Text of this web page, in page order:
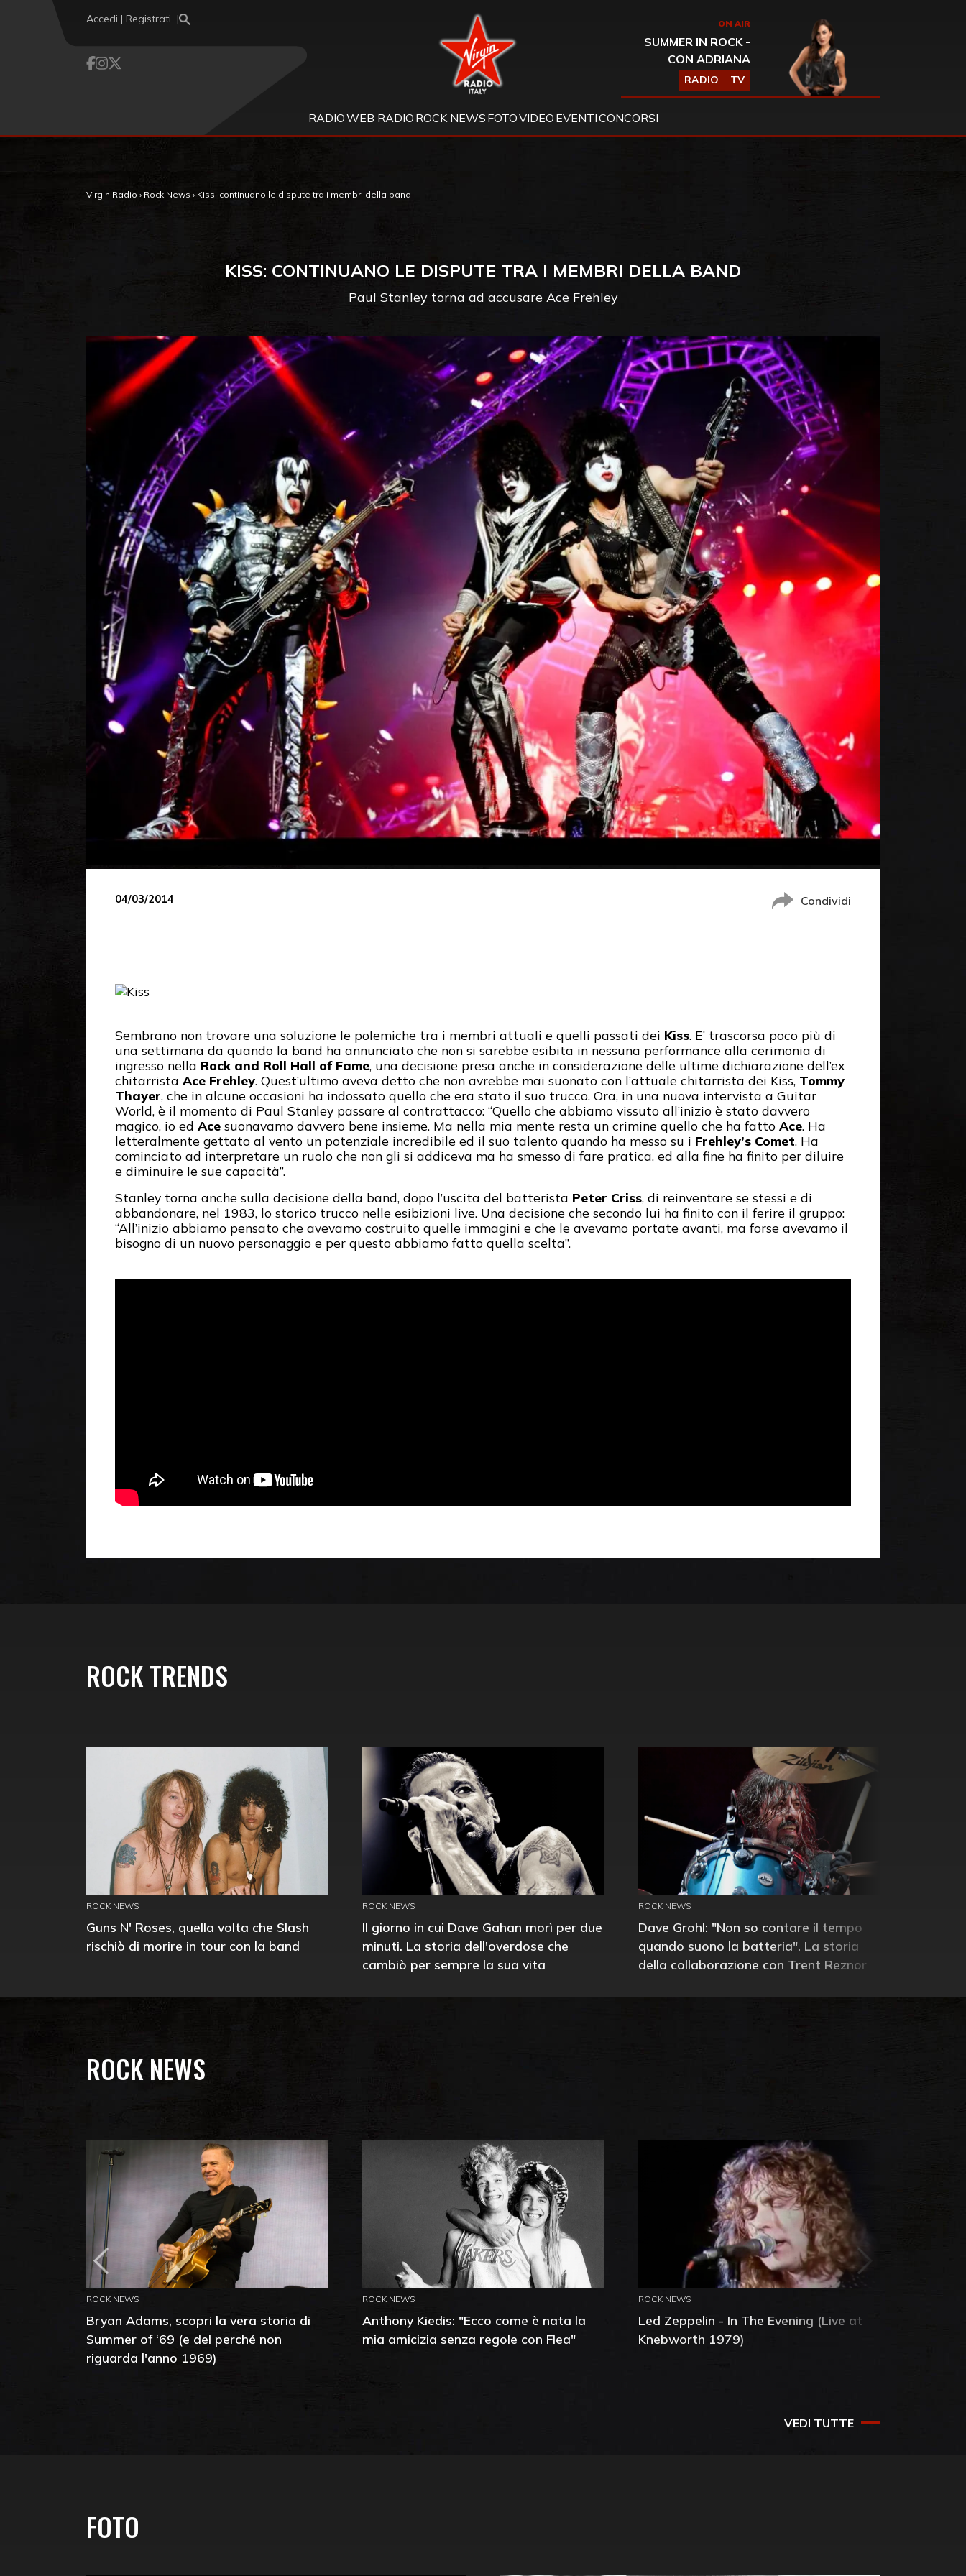
Accedi | Registrati Virgin Radio ON AIR
SUMMER IN ROCK -
CON ADRIANA
RADIO TV
RADIOWEB RADIO ROCK NEWS FOTOVIDEO EVENTICONCORSI
Virgin Radio › Rock News › Kiss: continuano le dispute tra i membri della band
KISS: CONTINUANO LE DISPUTE TRA I MEMBRI DELLA BAND
Paul Stanley torna ad accusare Ace Frehley
04/03/2014 Condividi
Sembrano non trovare una soluzione le polemiche tra i membri attuali e quelli passati dei Kiss. E’ trascorsa poco più di
una settimana da quando la band ha annunciato che non si sarebbe esibita in nessuna performance alla cerimonia di
ingresso nella Rock and Roll Hall of Fame, una decisione presa anche in considerazione delle ultime dichiarazione dell’ex
chitarrista Ace Frehley. Quest’ultimo aveva detto che non avrebbe mai suonato con l’attuale chitarrista dei Kiss, Tommy
Thayer, che in alcune occasioni ha indossato quello che era stato il suo trucco. Ora, in una nuova intervista a Guitar
World, è il momento di Paul Stanley passare al contrattacco: “Quello che abbiamo vissuto all’inizio è stato davvero
magico, io ed Ace suonavamo davvero bene insieme. Ma nella mia mente resta un crimine quello che ha fatto Ace. Ha
letteralmente gettato al vento un potenziale incredibile ed il suo talento quando ha messo su i Frehley’s Comet. Ha
cominciato ad interpretare un ruolo che non gli si addiceva ma ha smesso di fare pratica, ed alla fine ha finito per diluire
e diminuire le sue capacità”.
Stanley torna anche sulla decisione della band, dopo l’uscita del batterista Peter Criss, di reinventare se stessi e di
abbandonare, nel 1983, lo storico trucco nelle esibizioni live. Una decisione che secondo lui ha finito con il ferire il gruppo:
“All’inizio abbiamo pensato che avevamo costruito quelle immagini e che le avevamo portate avanti, ma forse avevamo il
bisogno di un nuovo personaggio e per questo abbiamo fatto quella scelta”.
ROCK TRENDS
ROCK NEWS
Guns N' Roses, quella volta che Slash
rischiò di morire in tour con la band
ROCK NEWS
Il giorno in cui Dave Gahan morì per due
minuti. La storia dell'overdose che
cambiò per sempre la sua vita
ROCK NEWS
Dave Grohl: "Non so contare il tempo
quando suono la batteria". La storia
della collaborazione con Trent Reznor
ROCK NEWS
ROCK NEWS
Bryan Adams, scopri la vera storia di
Summer of ‘69 (e del perché non
riguarda l'anno 1969)
ROCK NEWS
Anthony Kiedis: "Ecco come è nata la
mia amicizia senza regole con Flea"
ROCK NEWS
Led Zeppelin - In The Evening (Live at
Knebworth 1979)
VEDI TUTTE
FOTO